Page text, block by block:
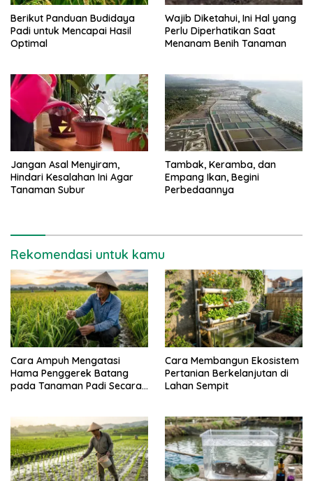
Berikut Panduan Budidaya
Padi untuk Mencapai Hasil
Optimal
Wajib Diketahui, Ini Hal yang
Perlu Diperhatikan Saat
Menanam Benih Tanaman
Jangan Asal Menyiram,
Hindari Kesalahan Ini Agar
Tanaman Subur
Tambak, Keramba, dan
Empang Ikan, Begini
Perbedaannya
Rekomendasi untuk kamu
Cara Ampuh Mengatasi
Hama Penggerek Batang
pada Tanaman Padi Secara
Cara Membangun Ekosistem
Pertanian Berkelanjutan di
Lahan Sempit